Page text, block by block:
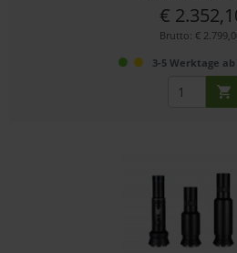
€
Brutto: €
3-5 Werktage